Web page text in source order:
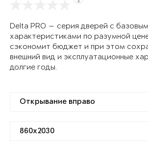
Delta PRO — серия дверей с
характеристиками по разумной
сэкономит бюджет и при этом
внешний вид и эксплуатационные
долгие годы.